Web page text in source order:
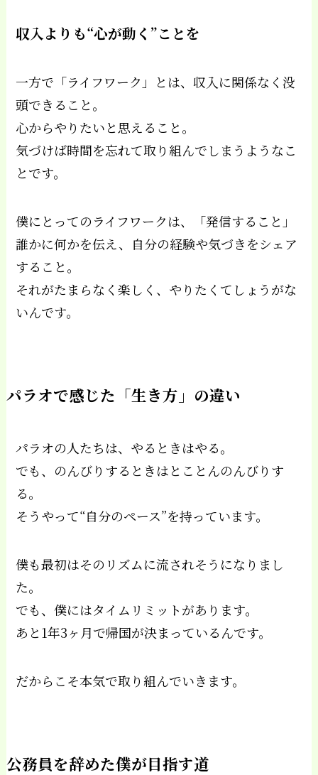
収入よりも“心が動く”ことを
一方で「ライフワーク」とは、収入に関係なく没
頭できること。
心からやりたいと思えること。
気づけば時間を忘れて取り組んでしまうようなこ
とです。
僕にとってのライフワークは、「発信すること」
誰かに何かを伝え、自分の経験や気づきをシェア
すること。
それがたまらなく楽しく、やりたくてしょうがな
いんです。
パラオで感じた「生き方」の違い
パラオの人たちは、やるときはやる。
でも、のんびりするときはとことんのんびりす
る。
そうやって“自分のペース”を持っています。
僕も最初はそのリズムに流されそうになりまし
た。
でも、僕にはタイムリミットがあります。
あと1年3ヶ月で帰国が決まっているんです。
だからこそ本気で取り組んでいきます。
公務員を辞めた僕が目指す道